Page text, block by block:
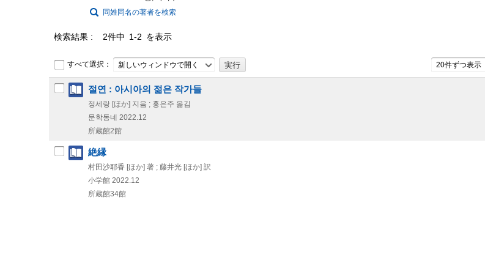
同姓同名の著者を検索
検索結果 2件中 1-2 を表示
すべて選択： 新しいウィンドウで開く 20件ずつ表示
절연 : 아시아의 젊은 작가들
정세랑 [ほか] 지음 ; 홍은주 옮김
문학동네 2022.12
所蔵館2館
絶縁
村田沙耶香 [ほか] 著 ; 藤井光 [ほか] 訳
小学館 2022.12
所蔵館34館